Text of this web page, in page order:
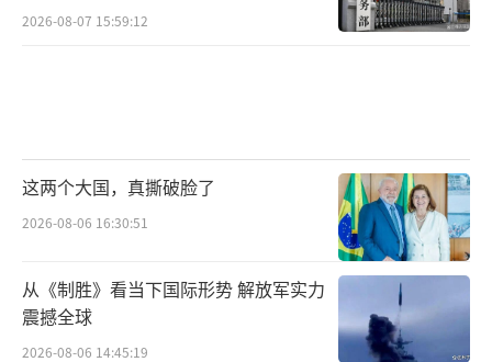
2026-08-07 15:59:12
这两个大国，真撕破脸了
2026-08-06 16:30:51
从《制胜》看当下国际形势 解放军实力
震撼全球
2026-08-06 14:45:19